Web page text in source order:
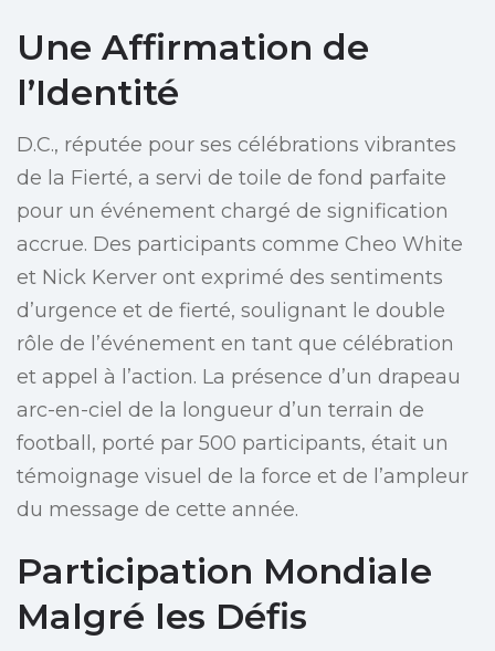
Une Affirmation de
l’Identité
D.C., réputée pour ses célébrations vibrantes
de la Fierté, a servi de toile de fond parfaite
pour un événement chargé de signification
accrue. Des participants comme Cheo White
et Nick Kerver ont exprimé des sentiments
d’urgence et de fierté, soulignant le double
rôle de l’événement en tant que célébration
et appel à l’action. La présence d’un drapeau
arc-en-ciel de la longueur d’un terrain de
football, porté par 500 participants, était un
témoignage visuel de la force et de l’ampleur
du message de cette année.
Participation Mondiale
Malgré les Défis